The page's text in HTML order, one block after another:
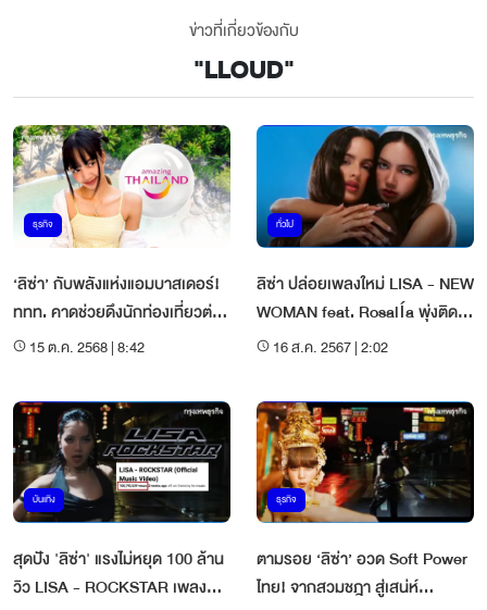
ข่าวที่เกี่ยวข้องกับ
"LLOUD"
ธุรกิจ
‘ลิซ่า’ กับพลังแห่งแอมบาสเดอร์!
ททท. คาดช่วยดึงนักท่องเที่ยวต่าง
ชาติเข้าไทย 5-10 ล้านคนปี 69
15 ต.ค. 2568 | 8:42
ทั่วไป
ลิซ่า ปล่อยเพลงใหม่ LISA - NEW
WOMAN feat. Rosalía พุ่งติดเท
รนด์ยอดวิวล้านแตก
16 ส.ค. 2567 | 2:02
บันเทิง
สุดปัง 'ลิซ่า' แรงไม่หยุด 100 ล้าน
วิว LISA - ROCKSTAR เพลงมา
ธุรกิจ
ตามรอย ‘ลิซ่า’ อวด Soft Power
ไทย! จากสวมชฎา สู่เสน่ห์